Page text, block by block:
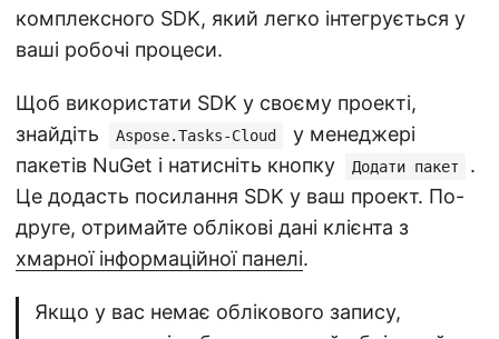
комплексного SDK, який легко інтегрується у
ваші робочі процеси.
Щоб використати SDK у своєму проекті,
знайдіть
Aspose.Tasks-Cloud
у менеджері
пакетів NuGet і натисніть кнопку
Додати пакет
.
Це додасть посилання SDK у ваш проект. По-
друге, отримайте облікові дані клієнта з
хмарної інформаційної панелі.
Якщо у вас немає облікового запису,